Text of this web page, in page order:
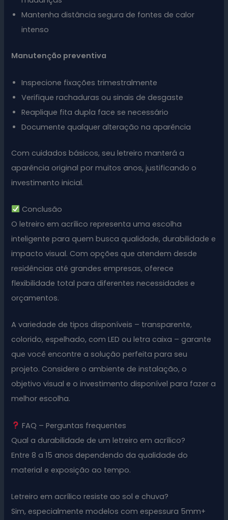
Mantenha distância segura de fontes de calor
intenso
Manutenção preventiva
Inspecione fixações trimestralmente
Verifique rachaduras ou sinais de desgaste
Reaplique fita dupla face se necessário
Documente qualquer alteração na aparência
Com cuidados básicos, seu letreiro manterá a
aparência original por muitos anos, justificando o
investimento inicial.
Conclusão
O letreiro em acrílico representa uma escolha
inteligente para quem busca qualidade, durabilidade e
impacto visual. Com opções que atendem desde
residências até grandes empresas, oferece
flexibilidade total para diferentes necessidades e
orçamentos.
A variedade de tipos disponíveis – transparente,
colorido, espelhado, com LED ou letra caixa – garante
que você encontre a solução perfeita para seu
projeto. Considere o ambiente de instalação, o
objetivo visual e o investimento disponível para fazer a
melhor escolha.
FAQ – Perguntas frequentes
Qual a durabilidade de um letreiro em acrílico?
Entre 8 a 15 anos dependendo da qualidade do
material e exposição ao tempo.
Letreiro em acrílico resiste ao sol e chuva?
Sim, especialmente modelos com espessura 5mm+